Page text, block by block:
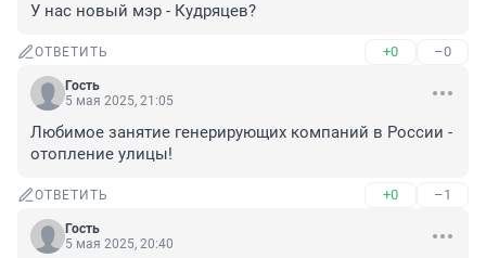
У нас новый мэр - Кудряцев?
ОТВЕТИТЬ +0 –0
Гость
5 мая 2025, 21:05
Любимое занятие генерирующих компаний в России -
отопление улицы!
ОТВЕТИТЬ +0 –1
Гость
5 мая 2025, 20:40